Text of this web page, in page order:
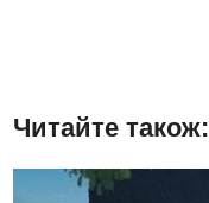
Читайте також: